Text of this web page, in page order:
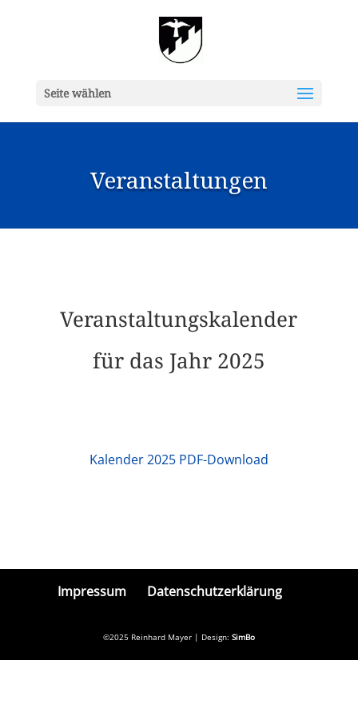
Seite wählen
Veranstaltungen
Veranstaltungskalender
für das Jahr 2025
Kalender 2025 PDF-Download
Impressum Datenschutzerklärung
©2025 Reinhard Mayer | Design: SimBo